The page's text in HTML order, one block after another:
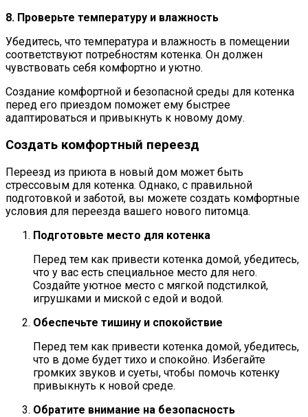
8. Проверьте температуру и влажность
Убедитесь, что температура и влажность в помещении
соответствуют потребностям котенка. Он должен
чувствовать себя комфортно и уютно.
Создание комфортной и безопасной среды для котенка
перед его приездом поможет ему быстрее
адаптироваться и привыкнуть к новому дому.
Создать комфортный переезд
Переезд из приюта в новый дом может быть
стрессовым для котенка. Однако, с правильной
подготовкой и заботой, вы можете создать комфортные
условия для переезда вашего нового питомца.
Подготовьте место для котенка
Перед тем как привести котенка домой, убедитесь,
что у вас есть специальное место для него.
Создайте уютное место с мягкой подстилкой,
игрушками и миской с едой и водой.
Обеспечьте тишину и спокойствие
Перед тем как привести котенка домой, убедитесь,
что в доме будет тихо и спокойно. Избегайте
громких звуков и суеты, чтобы помочь котенку
привыкнуть к новой среде.
Обратите внимание на безопасность